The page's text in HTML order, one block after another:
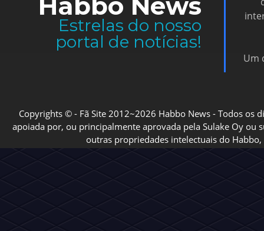
Estrelas do nosso
portal de notícias!
Um
Copyrights © - Fã Site 2012~2026 Habbo News - Todos os
apoiada por, ou principalmente aprovada pela Sulake Oy ou
outras propriedades intelectuais do